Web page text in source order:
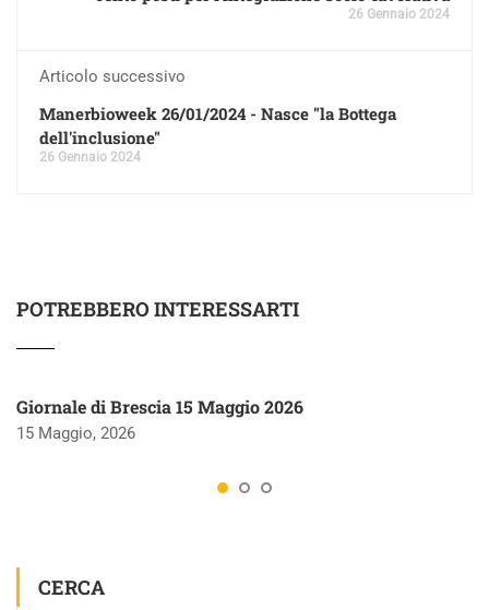
26 Gennaio 2024
Articolo successivo
Manerbioweek 26/01/2024 - Nasce "la Bottega
dell'inclusione"
26 Gennaio 2024
POTREBBERO INTERESSARTI
Giornale di Brescia 15 Maggio 2026
15 Maggio, 2026
CERCA